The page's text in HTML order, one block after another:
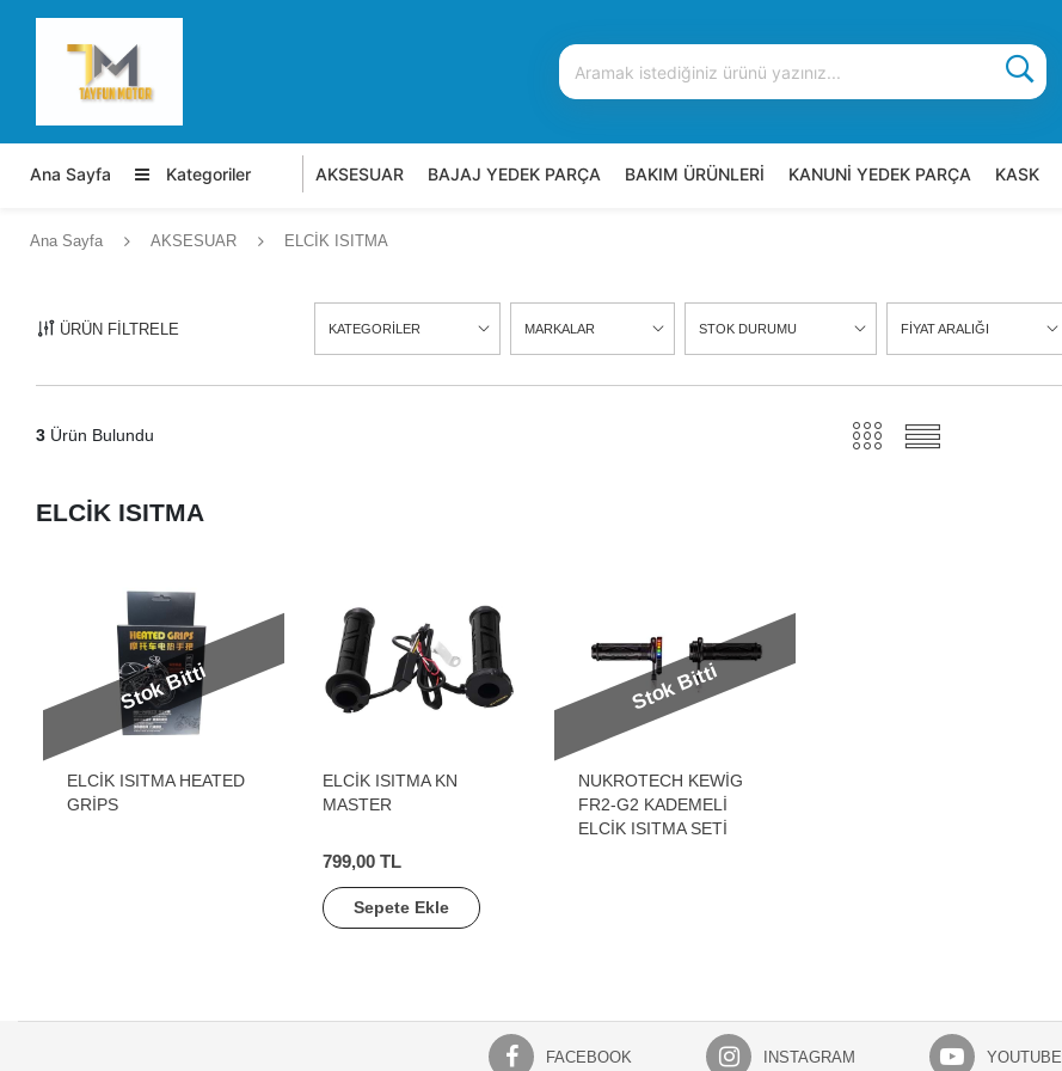
Ana Sayfa Kategoriler AKSESUAR BAJAJ YEDEK PARÇA BAKIM ÜRÜNLERİ KANUNİ YEDEK PARÇA KASK
Ana Sayfa AKSESUAR ELCİK ISITMA
ÜRÜN FİLTRELE KATEGORİLER MARKALAR STOK DURUMU FİYAT ARALIĞI
3 Ürün Bulundu
ELCİK ISITMA
Stok Bitti
ELCİK ISITMA HEATED
GRİPS
ELCİK ISITMA KN
MASTER
799,00 TL
Sepete Ekle
Stok Bitti
NUKROTECH KEWİG
FR2-G2 KADEMELİ
ELCİK ISITMA SETİ
FACEBOOK INSTAGRAM YOUTUBE